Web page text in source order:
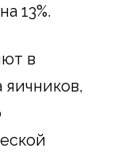
13%.
в
яичников,